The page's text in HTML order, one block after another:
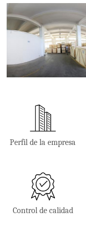
Perfil de la empresa
Control de calidad